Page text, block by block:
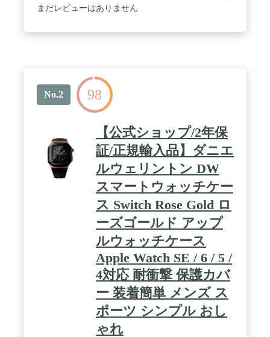
認の上お買い求めください。なお、適合するサイズ
キャンプなどのアウトドアでも場所を問わずご使用
いただけます。※アップルウォッチ本来の防水性能
を向上させるものではありません。プールや海など
の水場でのご使用時はアップルウォッチの説明に従
い、スキューバダイビング、ウォータースキーな
ど、水圧が高くなったり、所定の水深より深く潜る
ようなアクティビティはしないでください。想定以
上の 水流、水圧や外的衝撃により、カバーのパッキ
ンにズレが生じ、 アップル ウォッチ画面部分と保
護ケースガラス面との間に水が入る場合がありま
す。外的衝撃を防ぐため、手首を曲げても当たらな
い位置に装着してご使用ください。 万が一ケースと
アップル ウォッチの間に水が侵入した場合には一旦
保護ケースを取り外し、柔らかい布で水を拭き取り
完全に乾燥させてからのご使用を推奨しておりま
す。また、アップル ウォッチ本体の劣化や耐水性が
損なわれる場合 がありますので、真水以外に触れた
場合は、きれいな水でケースの汚れを除き、糸くず
の出ない布で拭き取ってください。 / 全面保護
▏BARIGUARD3には耐久性に優れたPC素材を採
用。機動隊の特殊な盾にも使用される程の強度を誇
るPC素材により、側面からの擦り傷、衝撃を有効的
に防止し、アップルウォッチを保護します。また、
バンパーだけでなく液晶部に硬度9Hの強化ガラスを
まだレビューはありません
No.2 98
【公式ショップ/2年保
証/正規輸入品】ダニエ
ルウェリントン DW
スマートウォッチケー
ス Switch Rose Gold ロ
ーズゴールド アップ
ルウォッチケース
Apple Watch SE / 6 / 5 /
4対応 耐衝撃 保護カバ
ー 装着簡単 メンズ ス
ポーツ シンプル おし
ゃれ